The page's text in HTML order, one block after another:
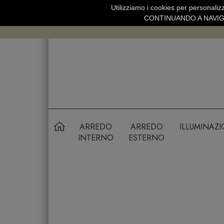
SPEDIZIONE GRATUITA SOPRA 99
ARREDO
INTERNO
ARREDO
ESTERNO
Utilizziamo i cookies per
CONTINUANDO A